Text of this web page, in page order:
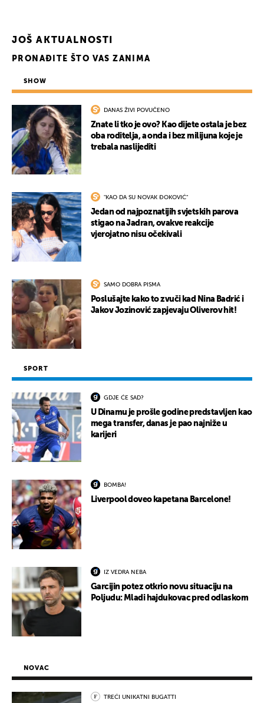
JOŠ AKTUALNOSTI
PRONAĐITE ŠTO VAS ZANIMA
SHOW
DANAS ŽIVI POVUČENO
Znate li tko je ovo? Kao dijete ostala je bez
oba roditelja, a onda i bez milijuna koje je
trebala naslijediti
"KAO DA SU NOVAK ĐOKOVIĆ"
Jedan od najpoznatijih svjetskih parova
stigao na Jadran, ovakve reakcije
vjerojatno nisu očekivali
SAMO DOBRA PISMA
Poslušajte kako to zvuči kad Nina Badrić i
Jakov Jozinović zapjevaju Oliverov hit!
SPORT
GDJE ĆE SAD?
U Dinamu je prošle godine predstavljen kao
mega transfer, danas je pao najniže u
karijeri
BOMBA!
Liverpool doveo kapetana Barcelone!
IZ VEDRA NEBA
Garcijin potez otkrio novu situaciju na
Poljudu: Mladi hajdukovac pred odlaskom
NOVAC
TREĆI UNIKATNI BUGATTI